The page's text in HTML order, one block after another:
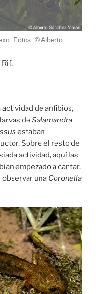
Fotos: © Alberto
actividad de anfibios,
de Salamandra
estaban
Sobre el resto de
actividad, aquí las
empezado a cantar.
observar una Coronella